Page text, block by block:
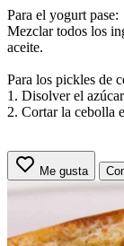
Para el yogurt pase:
Mezclar todos los
aceite.
Para los pickles de
1. Disolver el
2. Cortar la cebolla
Me gusta